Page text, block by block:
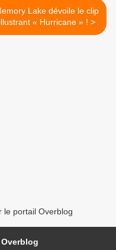
Lake dévoile le clip
illustrant « Hurricane » ! >
le portail Overblog